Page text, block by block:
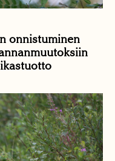
onnistuminen